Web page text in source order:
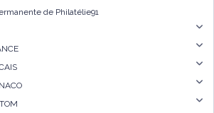
de Philatélie91